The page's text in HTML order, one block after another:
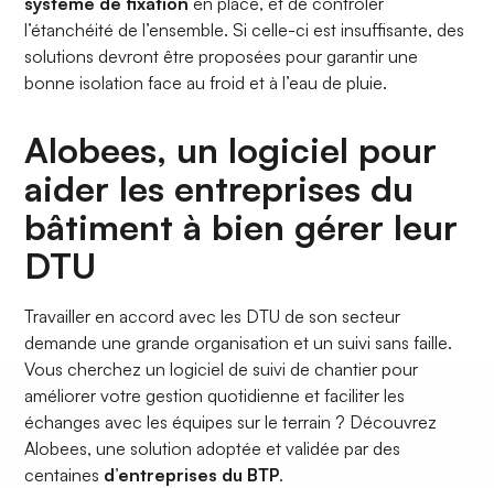
l’étanchéité de l’ensemble. Si celle-ci est insuffisante, des
solutions devront être proposées pour garantir une
bonne isolation face au froid et à l’eau de pluie.
Alobees, un logiciel pour
aider les entreprises du
bâtiment à bien gérer leur
DTU
Travailler en accord avec les DTU de son secteur
demande une grande organisation et un suivi sans faille.
Vous cherchez un logiciel de suivi de chantier pour
améliorer votre gestion quotidienne et faciliter les
échanges avec les équipes sur le terrain ? Découvrez
Alobees, une solution adoptée et validée par des
centaines d’entreprises du BTP.